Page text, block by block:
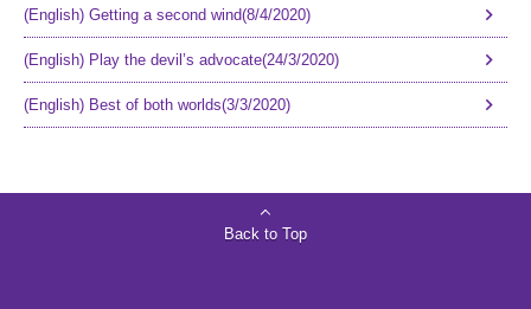
(English) Getting a second wind(8/4/2020)
(English) Play the devil’s advocate(24/3/2020)
(English) Best of both worlds(3/3/2020)
Back to Top